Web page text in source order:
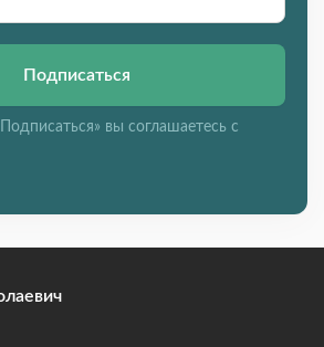
Подписаться
вы соглашаетесь с